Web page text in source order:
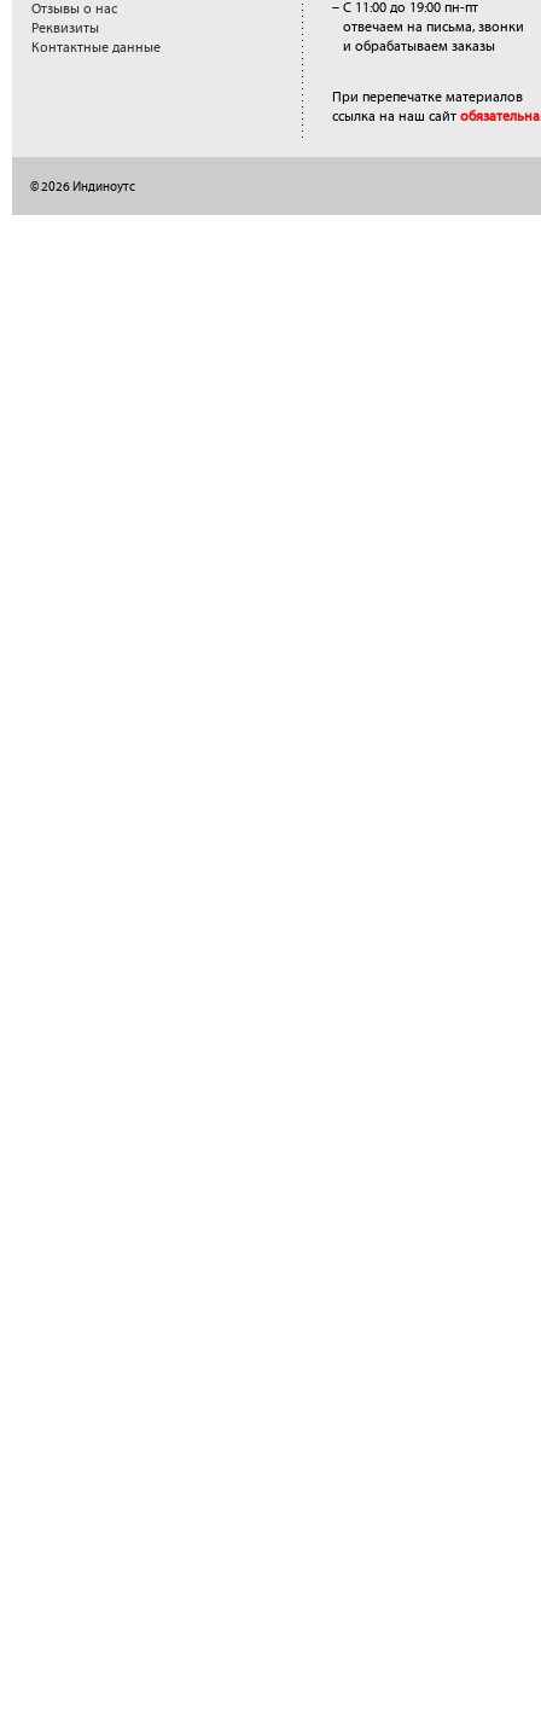
Отзывы о нас
Реквизиты
Контактные данные
– С 11:00 до 19:00 пн-пт
отвечаем на письма, звонки
и обрабатываем заказы
При перепечатке материалов
ссылка на наш сайт обязательна.
© 2026 Индиноутс